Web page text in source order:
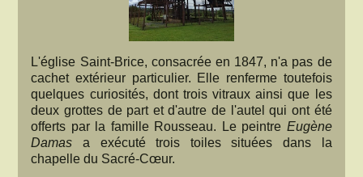
L'église Saint-Brice, consacrée en 1847, n'a pas de
cachet extérieur particulier. Elle renferme toutefois
quelques curiosités, dont trois vitraux ainsi que les
deux grottes de part et d'autre de l'autel qui ont été
offerts par la famille Rousseau. Le peintre Eugène
Damas a exécuté trois toiles situées dans la
chapelle du Sacré-Cœur.